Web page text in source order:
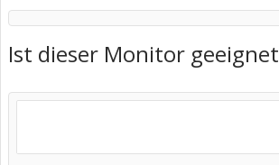
Ist dieser Monitor